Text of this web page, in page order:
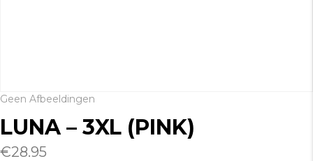
Geen Afbeeldingen
LUNA – 3XL (PINK)
€28.95